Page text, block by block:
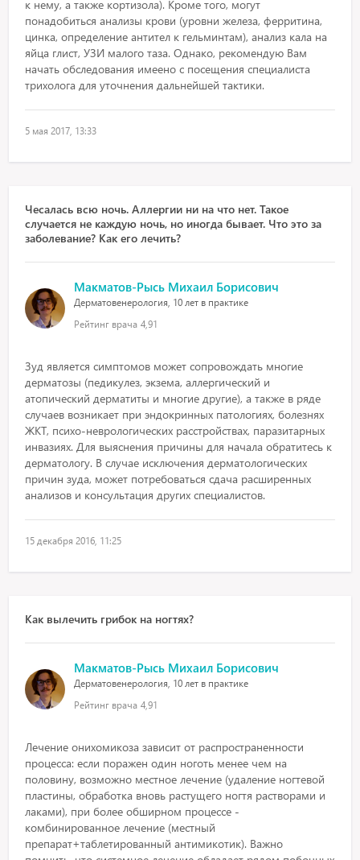
к нему, а также кортизола). Кроме того, могут
понадобиться анализы крови (уровни железа, ферритина,
цинка, определение антител к гельминтам), анализ кала на
яйца глист, УЗИ малого таза. Однако, рекомендую Вам
начать обследования имеено с посещения специалиста
трихолога для уточнения дальнейшей тактики.
5 мая 2017, 13:33
Чесалась всю ночь. Аллергии ни на что нет. Такое
случается не каждую ночь, но иногда бывает. Что это за
заболевание? Как его лечить?
Макматов-Рысь Михаил Борисович
Дерматовенерология, 10 лет в практике
Рейтинг врача 4,91
Зуд является симптомов может сопровождать многие
дерматозы (педикулез, экзема, аллергический и
атопический дерматиты и многие другие), а также в ряде
случаев возникает при эндокринных патологиях, болезнях
ЖКТ, психо-неврологических расстройствах, паразитарных
инвазиях. Для выяснения причины для начала обратитесь к
дерматологу. В случае исключения дерматологических
причин зуда, может потребоваться сдача расширенных
анализов и консультация других специалистов.
15 декабря 2016, 11:25
Как вылечить грибок на ногтях?
Макматов-Рысь Михаил Борисович
Дерматовенерология, 10 лет в практике
Рейтинг врача 4,91
Лечение онихомикоза зависит от распространенности
процесса: если поражен один ноготь менее чем на
половину, возможно местное лечение (удаление ногтевой
пластины, обработка вновь растущего ногтя растворами и
лаками), при более обширном процессе -
комбинированное лечение (местный
препарат+таблетированный антимикотик). Важно